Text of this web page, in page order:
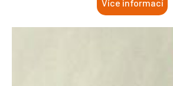
Více informací